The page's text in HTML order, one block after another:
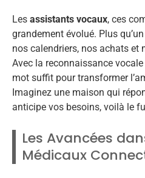
Les assistants vocaux, ces
grandement évolué. Plus
nos calendriers, nos achats et
Avec la reconnaissance
mot suffit pour transformer
Imaginez une maison qui
anticipe vos besoins, voilà le
Les Avancées
Médicaux